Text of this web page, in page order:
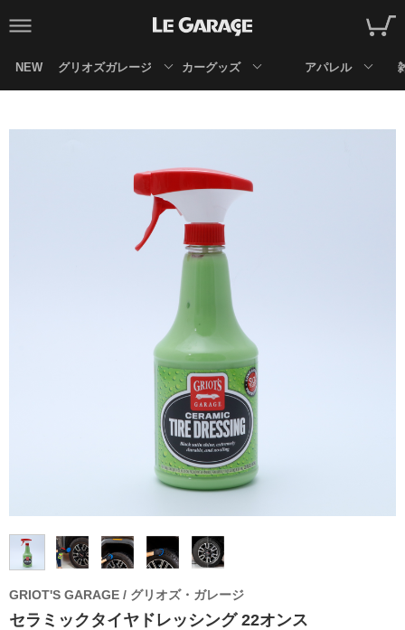
NEW グリオズガレージ カーグッズ アパレル
GRIOT'S GARAGE / グリオズ・ガレージ
セラミックタイヤドレッシング 22オンス